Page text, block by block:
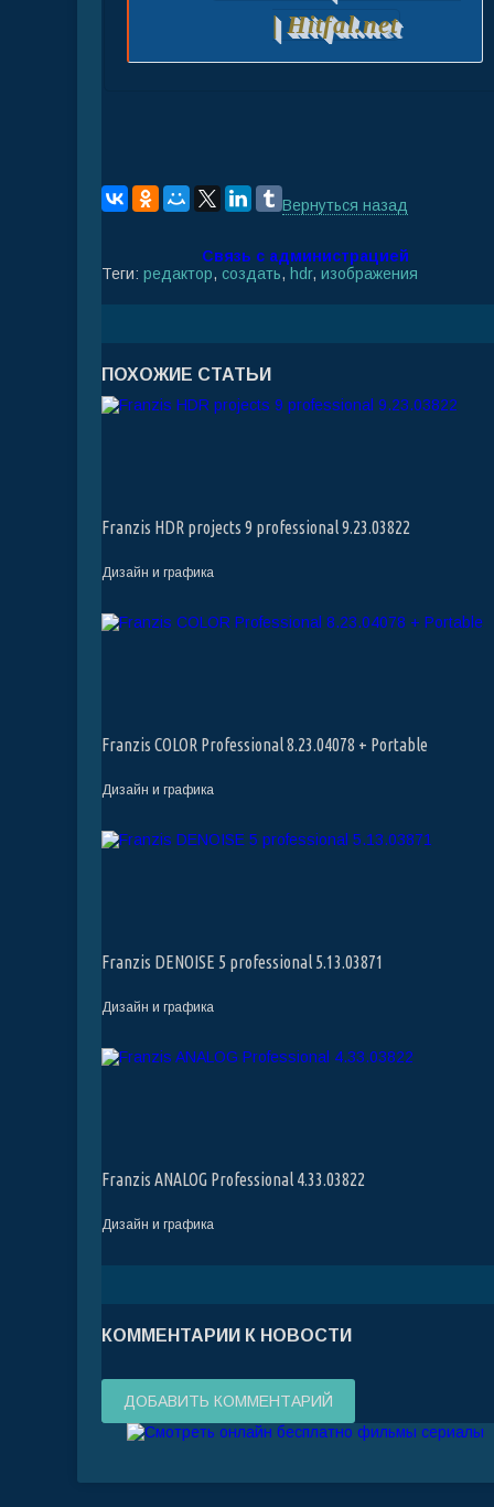
| Hitfal.net
Вернуться назад
Связь с администрацией
Теги: редактор, создать, hdr, изображения
ПОХОЖИЕ СТАТЬИ
Franzis HDR projects 9 professional 9.23.03822
Дизайн и графика
Franzis COLOR Professional 8.23.04078 + Portable
Дизайн и графика
Franzis DENOISE 5 professional 5.13.03871
Дизайн и графика
Franzis ANALOG Professional 4.33.03822
Дизайн и графика
КОММЕНТАРИИ К НОВОСТИ
ДОБАВИТЬ КОММЕНТАРИЙ